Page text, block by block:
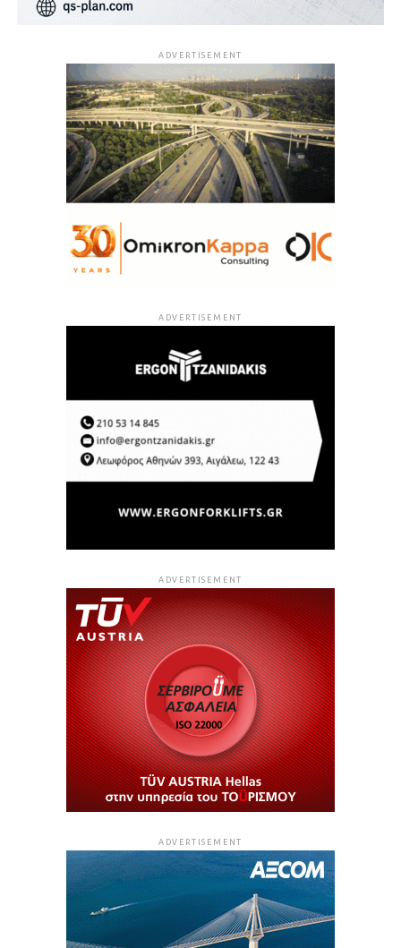
ADVERTISEMENT
ADVERTISEMENT
ADVERTISEMENT
ADVERTISEMENT